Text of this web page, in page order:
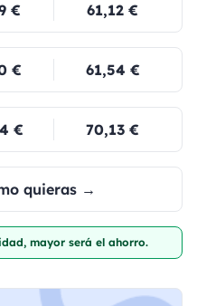
€ 61,12 €
€ 61,54 €
€ 70,13 €
quieras →
mayor será el ahorro.